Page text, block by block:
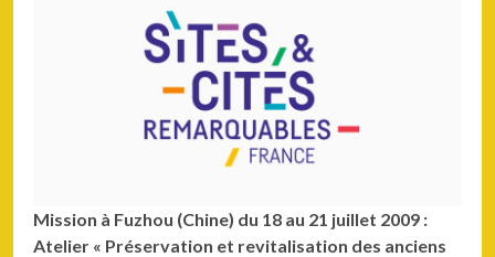
Mission à Fuzhou (Chine) du 18 au 21 juillet 2009 :
Atelier « Préservation et revitalisation des anciens